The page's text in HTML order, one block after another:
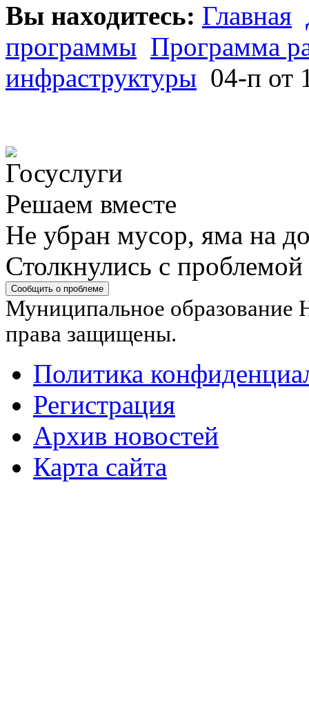
Вы находитесь: Главная
программы Программа
инфраструктуры 04-п от
Решаем вместе
Не убран мусор, яма на
Столкнулись с
Сообщить о проблеме
Муниципальное образование
права защищены.
Политика
Регистрация
Архив новостей
Карта сайта